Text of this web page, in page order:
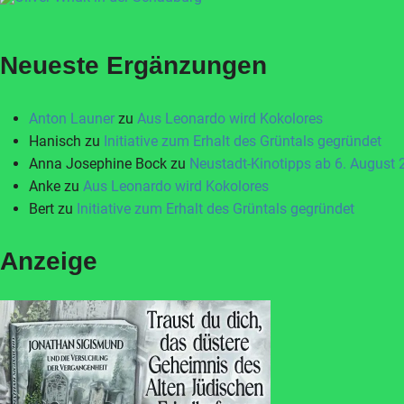
Neueste Ergänzungen
Anton Launer zu Aus Leonardo wird Kokolores
Hanisch zu Initiative zum Erhalt des Grüntals gegründet
Anna Josephine Bock zu Neustadt-Kinotipps ab 6. August
Anke zu Aus Leonardo wird Kokolores
Bert zu Initiative zum Erhalt des Grüntals gegründet
Anzeige